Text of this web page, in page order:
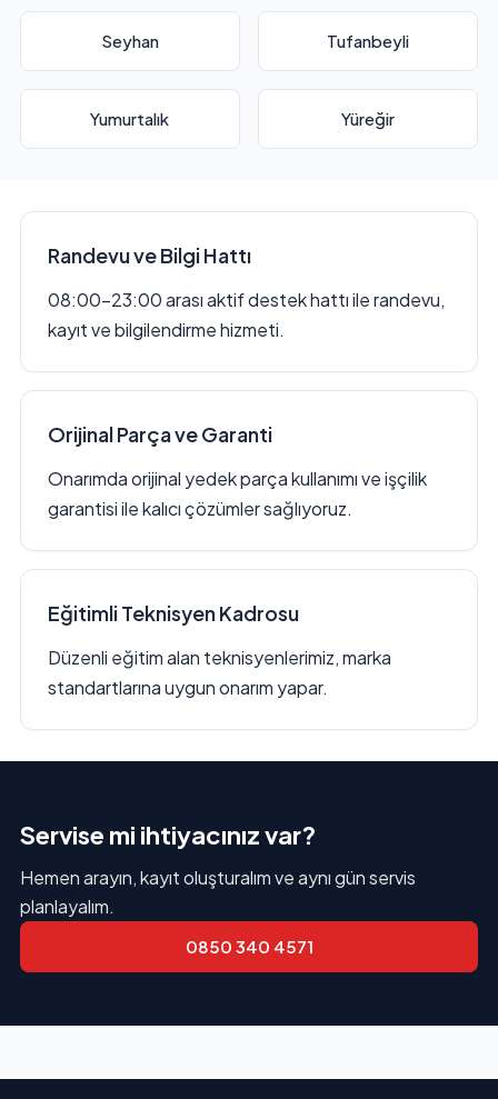
Seyhan Tufanbeyli
Yumurtalık Yüreğir
Randevu ve Bilgi Hattı
08:00–23:00 arası aktif destek hattı ile randevu,
kayıt ve bilgilendirme hizmeti.
Orijinal Parça ve Garanti
Onarımda orijinal yedek parça kullanımı ve işçilik
garantisi ile kalıcı çözümler sağlıyoruz.
Eğitimli Teknisyen Kadrosu
Düzenli eğitim alan teknisyenlerimiz, marka
standartlarına uygun onarım yapar.
Servise mi ihtiyacınız var?
Hemen arayın, kayıt oluşturalım ve aynı gün servis
planlayalım.
0850 340 4571